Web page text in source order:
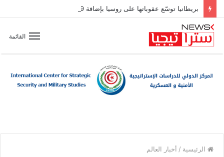
القائمة
الرئيسية / أخبار العالم